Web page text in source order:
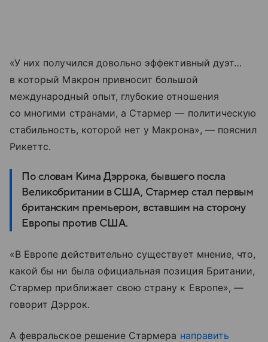
«У них получился довольно эффективный дуэт…
в который Макрон привносит большой
международный опыт, глубокие отношения
со многими странами, а Стармер — политическую
стабильность, которой нет у Макрона», — пояснил
Рикеттс.
По словам Кима Дэррока, бывшего посла
Великобритании в США, Стармер стал первым
британским премьером, вставшим на сторону
Европы против США.
«В Европе действительно существует мнение, что,
какой бы ни была официальная позиция Британии,
Стармер приближает свою страну к Европе», —
говорит Дэррок.
А февральское решение Стармера направить